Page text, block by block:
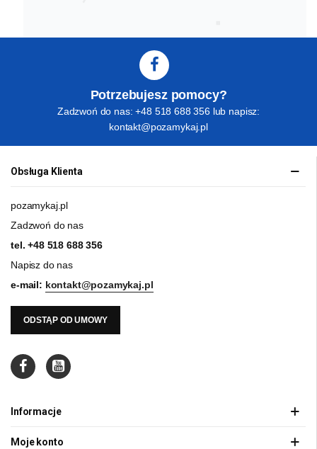
Potrzebujesz pomocy?
Zadzwoń do nas: +48 518 688 356 lub napisz:
kontakt@pozamykaj.pl
Obsługa Klienta
pozamykaj.pl
Zadzwoń do nas
tel.+48 518 688 356
Napisz do nas
e-mail: kontakt@pozamykaj.pl
ODSTĄP OD UMOWY
Informacje
Moje konto